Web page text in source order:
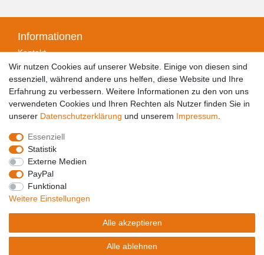
Informationen
Kontakt
Zahlungsarten
Versandarten & -kosten
Widerrufsrecht
Widerrufsformular
Datenschutzerklärung
AGB
Barrierefreiheitserklärung
Wir nutzen Cookies auf unserer Website. Einige von diesen sind
essenziell, während andere uns helfen, diese Website und Ihre
Erfahrung zu verbessern. Weitere Informationen zu den von uns
verwendeten Cookies und Ihren Rechten als Nutzer finden Sie in
unserer Daten­schutz­erklärung und unserem Impressum
Essenziell
Statistik
Externe Medien
PayPal
Funktional
Weitere Einstellungen
Alle akzeptieren
Alle ablehnen